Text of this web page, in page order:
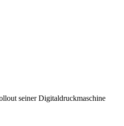
seiner Digitaldruckmaschine